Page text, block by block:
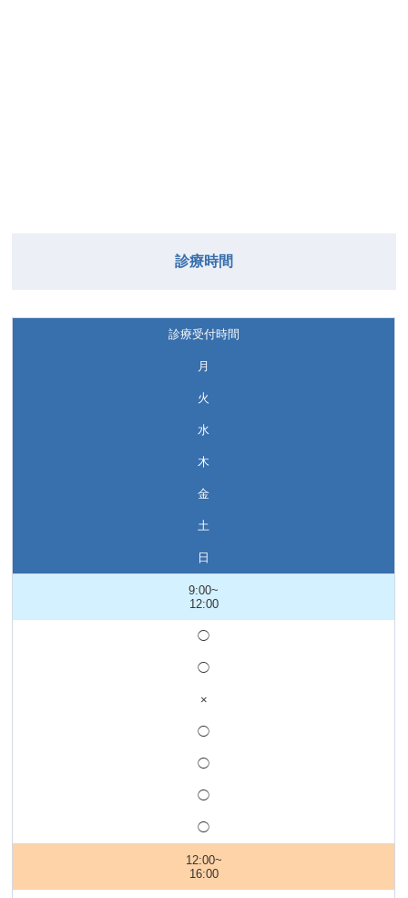
診療時間
診療受付時間
月
火
水
木
金
土
日
9:00~
12:00
◯
◯
×
◯
◯
◯
◯
12:00~
16:00